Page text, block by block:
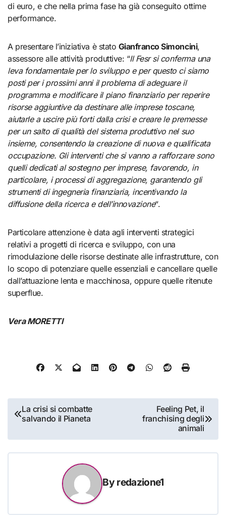
di euro, e che nella prima fase ha già conseguito ottime
performance.
A presentare l’iniziativa è stato Gianfranco Simoncini,
assessore alle attività produttive: “Il Fesr si conferma una
leva fondamentale per lo sviluppo e per questo ci siamo
posti per i prossimi anni il problema di adeguare il
programma e modificare il piano finanziario per reperire
risorse aggiuntive da destinare alle imprese toscane,
aiutarle a uscire più forti dalla crisi e creare le premesse
per un salto di qualità del sistema produttivo nel suo
insieme, consentendo la creazione di nuova e qualificata
occupazione. Gli interventi che si vanno a rafforzare sono
quelli dedicati al sostegno per imprese, favorendo, in
particolare, i processi di aggregazione, garantendo gli
strumenti di ingegneria finanziaria, incentivando la
diffusione della ricerca e dell’innovazione“.
Particolare attenzione è data agli interventi strategici
relativi a progetti di ricerca e sviluppo, con una
rimodulazione delle risorse destinate alle infrastrutture, con
lo scopo di potenziare quelle essenziali e cancellare quelle
dall’attuazione lenta e macchinosa, oppure quelle ritenute
superflue.
Vera MORETTI
Navigazione
articoli
La crisi si combatte
salvando il Pianeta
Feeling Pet, il
franchising degli
animali
By redazione1